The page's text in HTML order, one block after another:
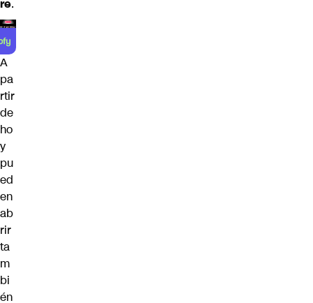
re.
A
pa
rtir
de
ho
y
pu
ed
en
ab
rir
ta
m
bi
én